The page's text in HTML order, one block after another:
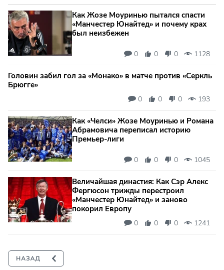
Как Жозе Моуринью пытался спасти
«Манчестер Юнайтед» и почему крах
был неизбежен
0 0 0 1128
Головин забил гол за «Монако» в матче против «Серкль
Брюгге»
0 0 0 193
Как «Челси» Жозе Моуринью и Романа
Абрамовича переписал историю
Премьер-лиги
0 0 0 1045
Величайшая династия: Как Сэр Алекс
Фергюсон трижды перестроил
«Манчестер Юнайтед» и заново
покорил Европу
0 0 0 1241